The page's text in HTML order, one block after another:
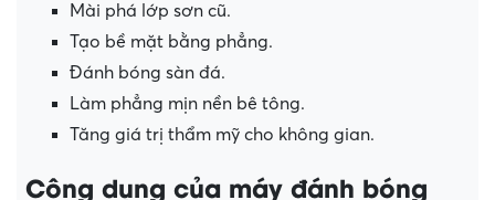
Mài phá lớp sơn cũ.
Tạo bề mặt bằng phẳng.
Đánh bóng sàn đá.
Làm phẳng mịn nền bê tông.
Tăng giá trị thẩm mỹ cho không gian.
Công dụng của máy đánh bóng